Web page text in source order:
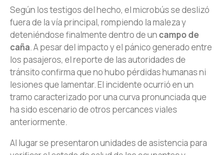
Según los testigos del hecho, el microbús se deslizó
fuera de la vía principal, rompiendo la maleza y
deteniéndose finalmente dentro de un campo de
caña. A pesar del impacto y el pánico generado entre
los pasajeros, el reporte de las autoridades de
tránsito confirma que no hubo pérdidas humanas ni
lesiones que lamentar. El incidente ocurrió en un
tramo caracterizado por una curva pronunciada que
ha sido escenario de otros percances viales
anteriormente.
Al lugar se presentaron unidades de asistencia para